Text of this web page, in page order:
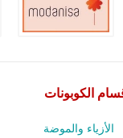
الكوبونات
الأزياء والموضة